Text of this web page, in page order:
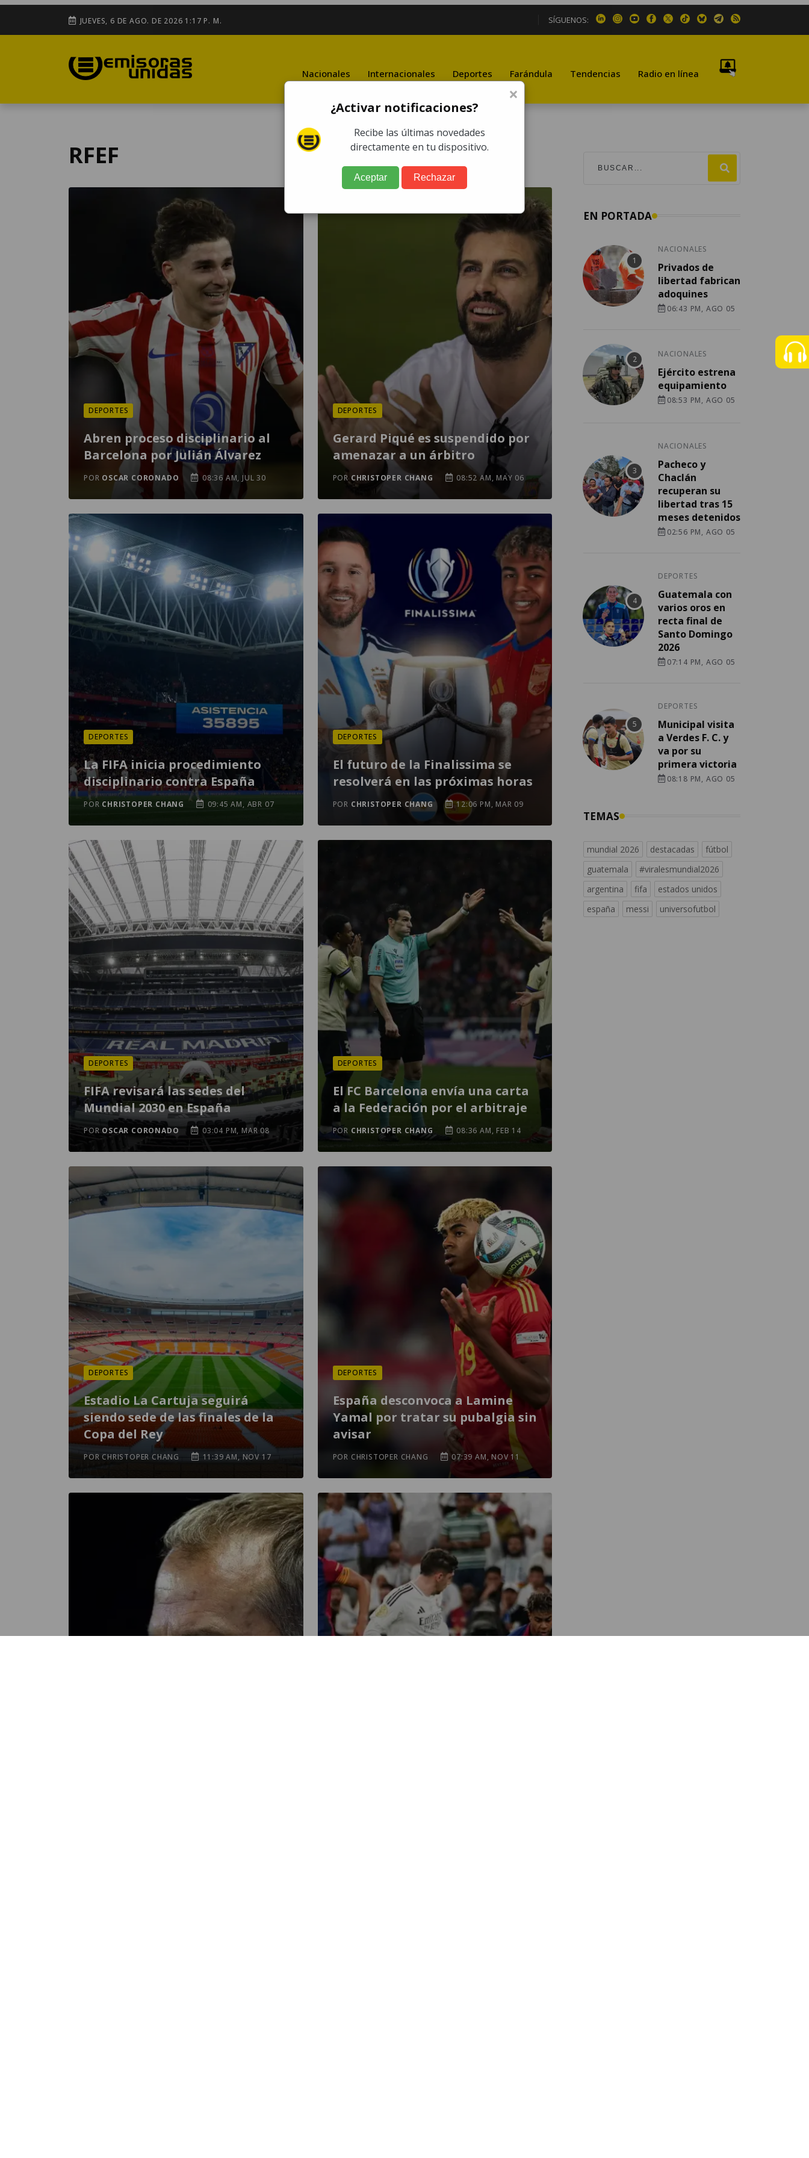
JUEVES, 6 DE AGO. DE 2026 1:17 P. M. SÍGUENOS:
Nacionales Internacionales Deportes Farándula Tendencias Radio en línea
RFEF
DEPORTES
Abren proceso disciplinario al
Barcelona por Julián Álvarez
POR OSCAR CORONADO 08:36 AM, JUL 30
DEPORTES
Gerard Piqué es suspendido por
amenazar a un árbitro
POR CHRISTOPER CHANG 08:52 AM, MAY 06
DEPORTES
La FIFA inicia procedimiento
disciplinario contra España
POR CHRISTOPER CHANG 09:45 AM, ABR 07
DEPORTES
El futuro de la Finalissima se
resolverá en las próximas horas
POR CHRISTOPER CHANG 12:06 PM, MAR 09
DEPORTES
FIFA revisará las sedes del
Mundial 2030 en España
POR OSCAR CORONADO 03:04 PM, MAR 08
DEPORTES
El FC Barcelona envía una carta
a la Federación por el arbitraje
POR CHRISTOPER CHANG 08:36 AM, FEB 14
DEPORTES
Estadio La Cartuja seguirá
siendo sede de las finales de la
Copa del Rey
POR CHRISTOPER CHANG 11:39 AM, NOV 17
DEPORTES
España desconvoca a Lamine
Yamal por tratar su pubalgia sin
avisar
POR CHRISTOPER CHANG 07:39 AM, NOV 11
EN PORTADA
NACIONALES
Privados de
libertad fabrican
adoquines
06:43 PM, AGO 05
NACIONALES
Ejército estrena
equipamiento
08:53 PM, AGO 05
NACIONALES
Pacheco y
Chaclán
recuperan su
libertad tras 15
meses detenidos
02:56 PM, AGO 05
DEPORTES
Guatemala con
varios oros en
recta final de
Santo Domingo
2026
07:14 PM, AGO 05
DEPORTES
Municipal visita
a Verdes F. C. y
va por su
primera victoria
08:18 PM, AGO 05
TEMAS
mundial 2026 destacadas
fútbol
guatemala
#viralesmundial2026
argentina
fifa
estados unidos
españa
messi universofutbol
×
¿Activar notificaciones?
Recibe las últimas novedades
directamente en tu dispositivo.
Aceptar Rechazar